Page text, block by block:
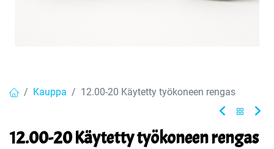
Kauppa 12.00-20 Käytetty työkoneen rengas
12.00-20 Käytetty työkoneen rengas